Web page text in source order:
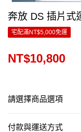
奔放 DS 插片式
宅配滿NT$5,000免運
NT$10,800
請選擇商品選項
付款與運送方式